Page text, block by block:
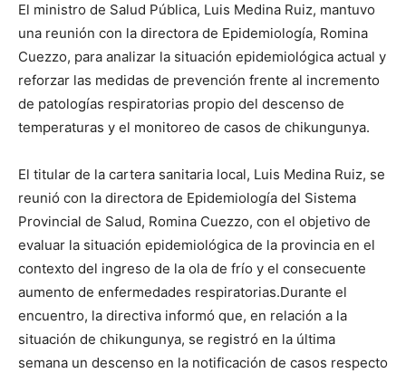
El ministro de Salud Pública, Luis Medina Ruiz, mantuvo
una reunión con la directora de Epidemiología, Romina
Cuezzo, para analizar la situación epidemiológica actual y
reforzar las medidas de prevención frente al incremento
de patologías respiratorias propio del descenso de
temperaturas y el monitoreo de casos de chikungunya.
El titular de la cartera sanitaria local, Luis Medina Ruiz, se
reunió con la directora de Epidemiología del Sistema
Provincial de Salud, Romina Cuezzo, con el objetivo de
evaluar la situación epidemiológica de la provincia en el
contexto del ingreso de la ola de frío y el consecuente
aumento de enfermedades respiratorias.Durante el
encuentro, la directiva informó que, en relación a la
situación de chikungunya, se registró en la última
semana un descenso en la notificación de casos respecto